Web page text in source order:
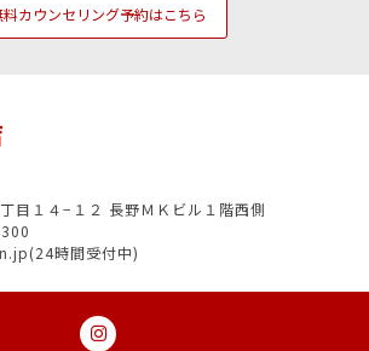
料カウンセリング予約はこちら
目１４−１２ 長野ＭＫビル１階西側
時間受付中)